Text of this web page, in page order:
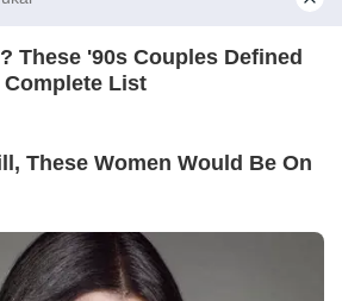
menyajikan berita aktual dan
dari sudut pandang berbaik sangka
Follow Kabarbaru